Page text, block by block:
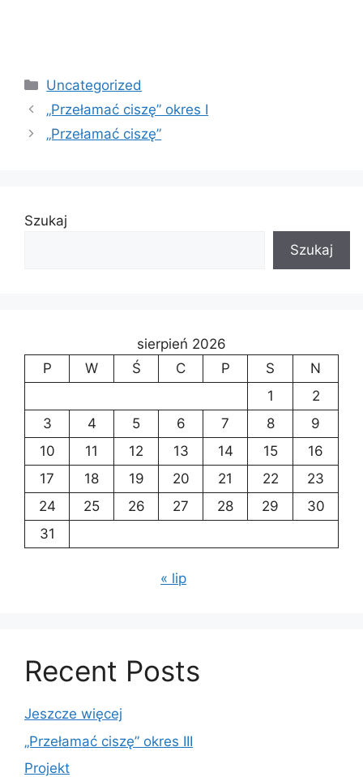
Kategorie
Uncategorized
„Przełamać ciszę” okres I
„Przełamać ciszę”
Szukaj
Szukaj
sierpień 2026
P
W Ś C P S
N
1
2
3
4 5 6 7 8
9
10
11 12 13 14 15
16
17
18 19 20 21 22
23
24
25 26 27 28 29
30
31
« lip
Recent Posts
Jeszcze więcej
„Przełamać ciszę” okres III
Projekt